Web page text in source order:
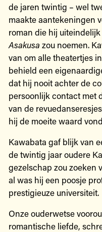
de jaren twintig – wel
maakte aantekeningen
roman die hij uiteindelijk
Asakusa zou noemen.
van om alle theatertjes
behield een
dat hij nooit achter de
persoonlijk contact met
van de
hij de moeite waard
Kawabata gaf blijk van
de twintig jaar oudere
gezelschap zou zoeken
al was hij een poosje
prestigieuze universiteit.
Onze ouderwetse
romantische liefde,